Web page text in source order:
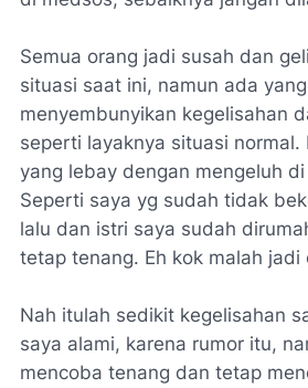
Semua orang jadi susah dan
situasi saat ini, namun ada
menyembunyikan kegelisahan
seperti layaknya situasi normal.
yang lebay dengan mengeluh
Seperti saya yg sudah tidak
lalu dan istri saya sudah
tetap tenang. Eh kok malah jadi
Nah itulah sedikit kegelisahan
saya alami, karena rumor itu,
mencoba tenang dan tetap